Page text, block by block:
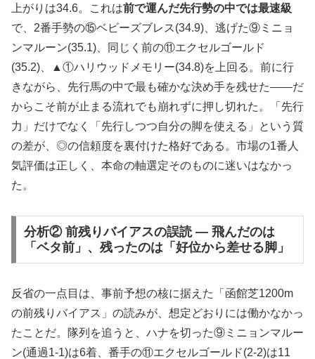
上がりは34.6。これは前で運んだ先行勢の中では最速級
で、2番手勢の⑮ベビーズブレス(34.9)、逃げた⑨ミニョ
ンマルーン(35.1)、同じく前の⑪エクセルゴールド
(35.2)、▲①ハリウッドメモリー(34.8)を上回る。前に行
きながら、先行馬の中で最も確かな決め手を残せた——だ
からこそ前が止まる流れでも崩れずに押し切れた。「先行
力」だけでなく「先行しつつ自分の脚を使える」という質
の差が、◎の信頼度を裏付けた格好である。市場の1番人
気評価は正しく、本命の軸選定そのものに迷いはなかっ
た。
分析② 前残りバイアスの誤読 — 飛んだのは
「ベタ前」、残ったのは「好位から差せる脚」
反省の一点目は、事前予想の核に据えた「函館芝1200m
の前残りバイアス」の読みが、想定どおりには働かなかっ
たことだ。隊列を追うと、ハナを切った⑨ミニョンマルー
ン(通過1-1)は6着、番手の⑪エクセルゴールド(2-2)は11